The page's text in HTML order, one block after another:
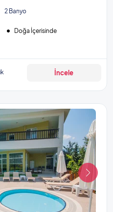
2 Banyo
Doğa İçerisinde
İncele